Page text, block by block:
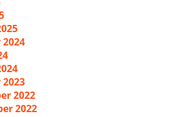
2022
2022